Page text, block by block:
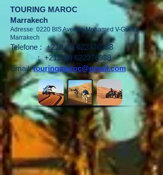
TOURING MAROC
Marrakech
Adresse: 0220 BIS Avenue Mohamed V-Guéliz-
Marrakech
Telefone : +212 (0) 622376938
: +212 (0) 622376938
Email: touringmaroc@gmail.com